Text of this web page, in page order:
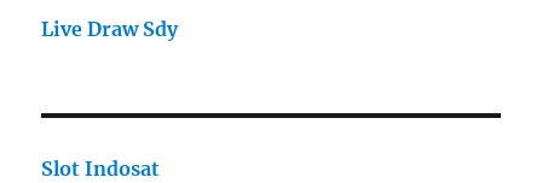
Live Draw Sdy
Slot Indosat